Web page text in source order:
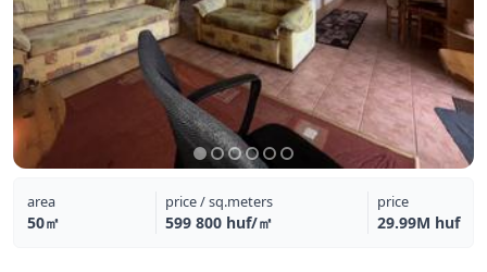
area
50㎡
price / sq.meters
599 800 huf/㎡
price
29.99M huf